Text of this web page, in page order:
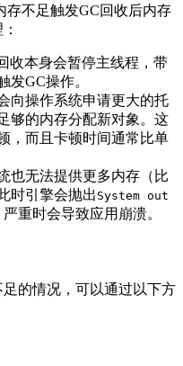
存不足触发GC回收后内存
收本身会暂停主线程，带
发GC操作。
向操作系统申请更大的托
够的内存分配新对象。这
，而且卡顿时间通常比单
也无法提供更多内存（比
时引擎会抛出 System out
重时会导致应用崩溃。
的情况，可以通过以下方